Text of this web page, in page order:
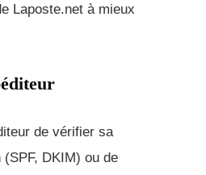
Laposte.net à mieux
de vérifier sa
DKIM) ou de